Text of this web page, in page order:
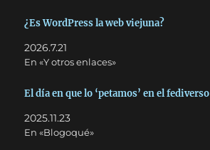
¿Es WordPress la web viejuna?
2026.7.21
En «Y otros enlaces»
El día en que lo ‘petamos’ en el fediverso
2025.11.23
En «Blogoqué»